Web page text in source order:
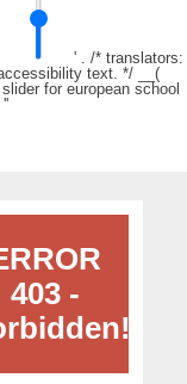
' . /* translators:
text. */ __(
for european school
''